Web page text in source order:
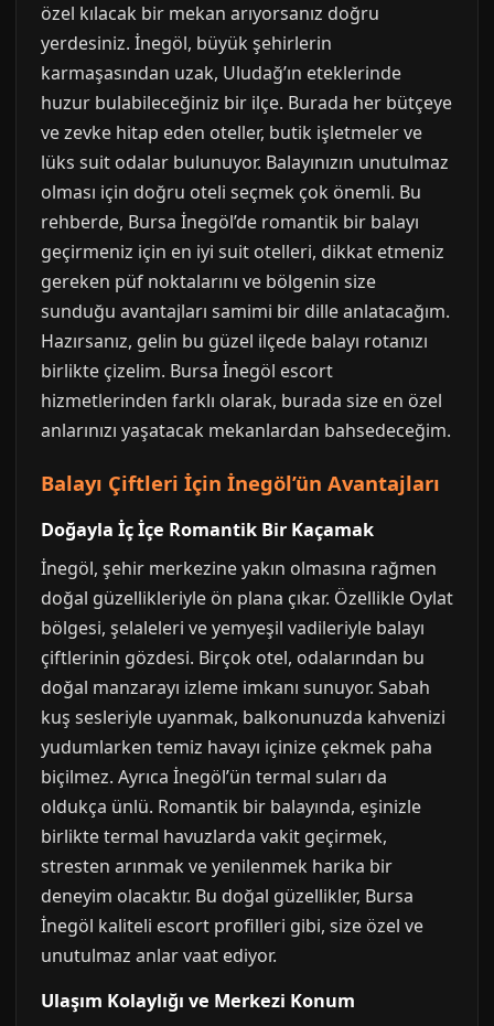
özel kılacak bir mekan arıyorsanız doğru
yerdesiniz. İnegöl, büyük şehirlerin
karmaşasından uzak, Uludağ’ın eteklerinde
huzur bulabileceğiniz bir ilçe. Burada her bütçeye
ve zevke hitap eden oteller, butik işletmeler ve
lüks suit odalar bulunuyor. Balayınızın unutulmaz
olması için doğru oteli seçmek çok önemli. Bu
rehberde, Bursa İnegöl’de romantik bir balayı
geçirmeniz için en iyi suit otelleri, dikkat etmeniz
gereken püf noktalarını ve bölgenin size
sunduğu avantajları samimi bir dille anlatacağım.
Hazırsanız, gelin bu güzel ilçede balayı rotanızı
birlikte çizelim. Bursa İnegöl escort
hizmetlerinden farklı olarak, burada size en özel
anlarınızı yaşatacak mekanlardan bahsedeceğim.
Balayı Çiftleri İçin İnegöl’ün Avantajları
Doğayla İç İçe Romantik Bir Kaçamak
İnegöl, şehir merkezine yakın olmasına rağmen
doğal güzellikleriyle ön plana çıkar. Özellikle Oylat
bölgesi, şelaleleri ve yemyeşil vadileriyle balayı
çiftlerinin gözdesi. Birçok otel, odalarından bu
doğal manzarayı izleme imkanı sunuyor. Sabah
kuş sesleriyle uyanmak, balkonunuzda kahvenizi
yudumlarken temiz havayı içinize çekmek paha
biçilmez. Ayrıca İnegöl’ün termal suları da
oldukça ünlü. Romantik bir balayında, eşinizle
birlikte termal havuzlarda vakit geçirmek,
stresten arınmak ve yenilenmek harika bir
deneyim olacaktır. Bu doğal güzellikler, Bursa
İnegöl kaliteli escort profilleri gibi, size özel ve
unutulmaz anlar vaat ediyor.
Ulaşım Kolaylığı ve Merkezi Konum